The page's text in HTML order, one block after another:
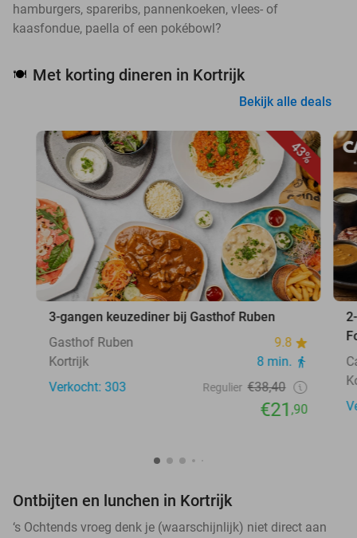
hamburgers, spareribs, pannenkoeken, vlees- of
kaasfondue, paella of een pokébowl?
🍽️ Met korting dineren in Kortrijk
Bekijk alle deals
43%
3-gangen keuzediner bij Gasthof Ruben
Gasthof Ruben
9.8
Kortrijk
8 min.
Verkocht: 303
Regulier €38,40
€21,90
Ontbijten en lunchen in Kortrijk
‘s Ochtends vroeg denk je (waarschijnlijk) niet direct aan